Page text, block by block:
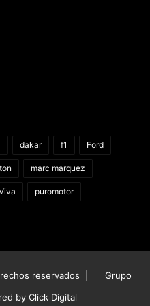
dakar f1 Ford
marc marquez
puromotor
reservados |
Grupo
by Click Digital